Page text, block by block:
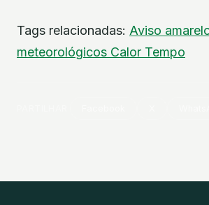
Tags relacionadas: Aviso
meteorológicos Calor Tempo